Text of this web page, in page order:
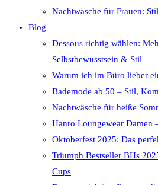
Nachtwäsche für Frauen:
Blog
Dessous richtig wählen:
Selbstbewusstsein & Stil
Warum ich im Büro lieber
Bademode ab 50 – Stil,
Nachtwäsche für heiße
Hanro Loungewear Damen
Oktoberfest 2025: Das
Triumph Bestseller BHs
Cups